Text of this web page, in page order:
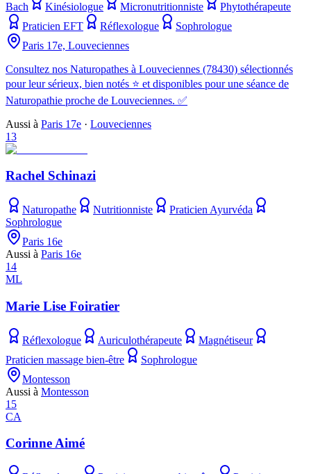
Bach
Kinésiologue Micronutritionniste
Phytothérapeute
Praticien EFT
Réflexologue
Sophrologue
Paris 17e, Louveciennes
Consultez nos Naturopathes à Louveciennes (78430) sélectionnés
pour leur sérieux, bien notés ⭐ et disponibles pour une séance de
Naturopathie proche de Louveciennes. ✅
Aussi à Paris 17e · Louveciennes
13
Rachel Schinazi
Naturopathe Nutritionniste
Praticien Ayurvéda
Sophrologue
Paris 16e
Aussi à Paris 16e
14
ML
Marie Lise Foiratier
Réflexologue Auriculothérapeute
Magnétiseur
Praticien massage bien-être
Sophrologue
Montesson
Aussi à Montesson
15
CA
Corinne Aimé